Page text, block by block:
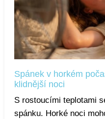
Spánek v horkém
klidnější noci
S rostoucími teplotami
spánku. Horké noci